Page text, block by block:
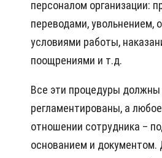
персоналом организации:
переводами, увольнением,
условиями работы,
поощрениями и т.д.
Все эти процедуры
регламентированы, а
отношении сотрудника –
основанием и